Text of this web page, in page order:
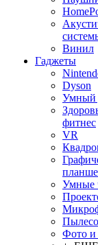
Винил
Гаджеты
Dyson
Умный
фитнес
VR
Умные
Фото и